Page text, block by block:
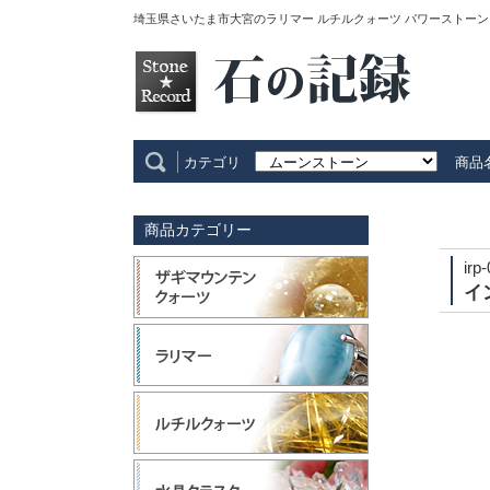
埼玉県さいたま市大宮のラリマー ルチルクォーツ パワーストー
カテゴリ 商品
イ
商品カテゴリー